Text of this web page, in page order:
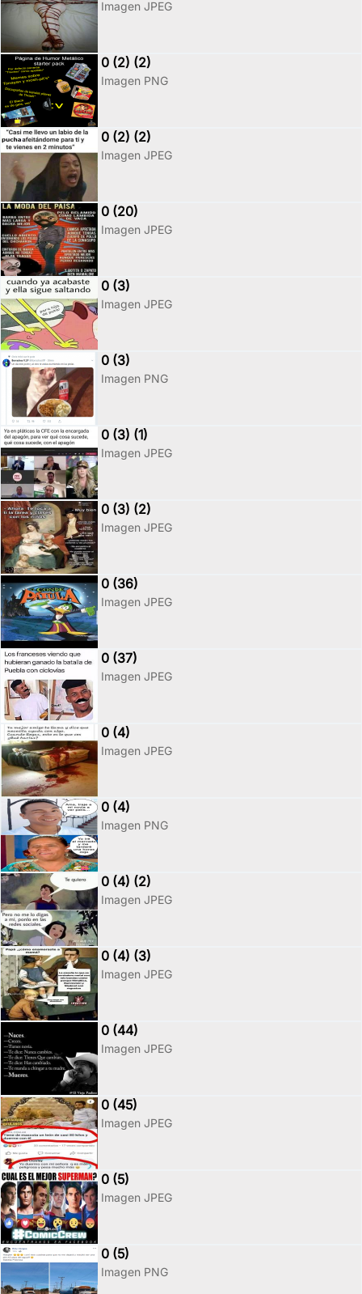
Imagen JPEG
0 (2) (2)
Imagen PNG
0 (2) (2)
Imagen JPEG
0 (20)
Imagen JPEG
0 (3)
Imagen JPEG
0 (3)
Imagen PNG
0 (3) (1)
Imagen JPEG
0 (3) (2)
Imagen JPEG
0 (36)
Imagen JPEG
0 (37)
Imagen JPEG
0 (4)
Imagen JPEG
0 (4)
Imagen PNG
0 (4) (2)
Imagen JPEG
0 (4) (3)
Imagen JPEG
0 (44)
Imagen JPEG
0 (45)
Imagen JPEG
0 (5)
Imagen JPEG
0 (5)
Imagen PNG